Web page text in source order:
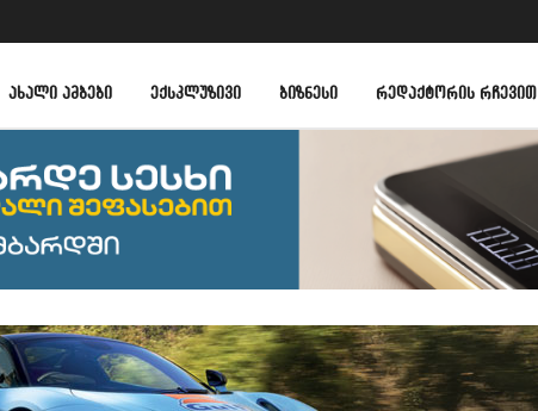
ᲐᲮᲐᲚᲘ ᲐᲛᲑᲔᲑᲘ ᲔᲥᲡᲙᲚᲣᲖᲘᲕᲘ ᲑᲘᲖᲜᲔᲡᲘ ᲠᲔᲓᲐᲥᲢᲝᲠᲘᲡ ᲠᲩᲔᲕᲘᲗ